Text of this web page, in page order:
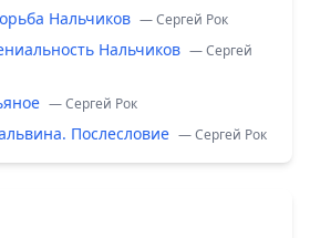
Нальчиков — Сергей Рок
Нальчиков — Сергей
— Сергей Рок
Послесловие — Сергей Рок